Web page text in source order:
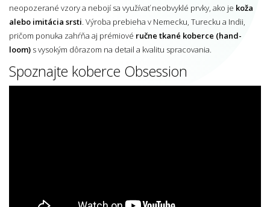
neopozerané vzory a nebojí sa využívať neobvyklé prvky, ako je koža
alebo imitácia srsti. Výroba prebieha v Nemecku, Turecku a Indii,
pričom ponuka zahŕňa aj prémiové ručne tkané koberce (hand-
loom) s vysokým dôrazom na detail a kvalitu spracovania.
Spoznajte koberce Obsession